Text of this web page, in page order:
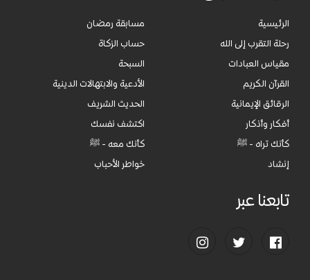
الرئيسية مسابقة رمضان
رحلة التقرب إلى الله حساب الزكاة
مقياس العبادات السبحة
القرآن الكريم الأدعية والابتهالات الدينية
الرقائق الإيمانية الحديث الشريف
أفكار وأذكار اكتشف نفسك
كأنك تراه - ﷺ كأنك معه - ﷺ
إنشاد خواطر الأحباب
تابعنا عبر